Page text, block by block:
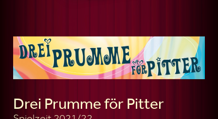
Drei Prumme för Pitter